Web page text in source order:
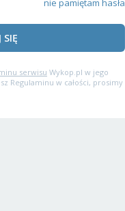
nie pamiętam hasła
SIĘ
serwisu Wykop.pl w jego
Regulaminu w całości, prosimy